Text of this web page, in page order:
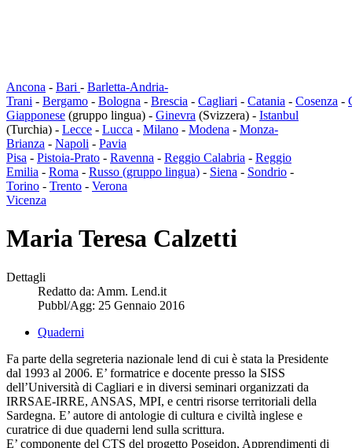
Ancona - Bari - Barletta-Andria-
Trani - Bergamo - Bologna - Brescia - Cagliari - Catania - Cosenza -
Giapponese (gruppo lingua) - Ginevra (Svizzera) - Istanbul
(Turchia) - Lecce - Lucca - Milano - Modena - Monza-
Brianza - Napoli - Pavia
Pisa - Pistoia-Prato - Ravenna - Reggio Calabria - Reggio
Emilia - Roma - Russo (gruppo lingua) - Siena - Sondrio -
Torino - Trento - Verona
Vicenza
Maria Teresa Calzetti
Dettagli
Redatto da: Amm. Lend.it
Pubbl/Agg: 25 Gennaio 2016
Quaderni
Fa parte della segreteria nazionale lend di cui è stata la Presidente
dal 1993 al 2006. E’ formatrice e docente presso la SISS
dell’Università di Cagliari e in diversi seminari organizzati da
IRRSAE-IRRE, ANSAS, MPI, e centri risorse territoriali della
Sardegna. E’ autore di antologie di cultura e civiltà inglese e
curatrice di due quaderni lend sulla scrittura.
E’ componente del CTS del progetto Poseidon, Apprendimenti di